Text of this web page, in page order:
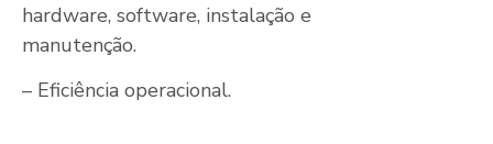
hardware, software, instalação e
manutenção.
– Eficiência operacional.